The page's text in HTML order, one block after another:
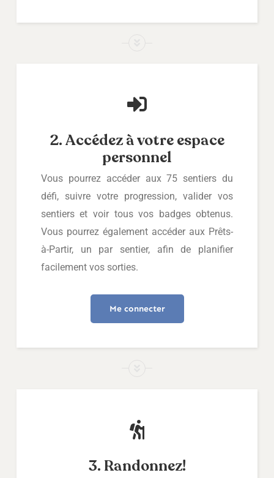
2. Accédez à votre espace
personnel
Vous pourrez accéder aux 75 sentiers du
défi, suivre votre progression, valider vos
sentiers et voir tous vos badges obtenus.
Vous pourrez également accéder aux Prêts-
à-Partir, un par sentier, afin de planifier
facilement vos sorties.
Me connecter
3. Randonnez!